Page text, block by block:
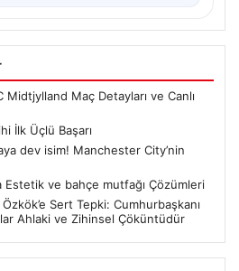
Midtjylland Maç Detayları ve Canlı
İlk Üçlü Başarı
dev isim! Manchester City’nin
Estetik ve bahçe mutfağı Çözümleri
Sert Tepki: Cumhurbaşkanı
Ahlaki ve Zihinsel Çöküntüdür